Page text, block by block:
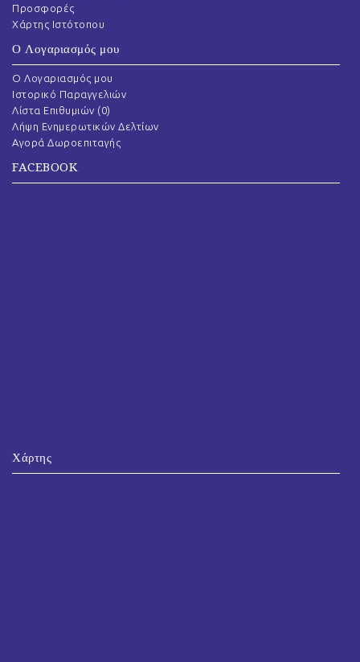
Προσφορές
Χάρτης Ιστότοπου
Ο Λογαριασμός μου
O Λογαριασμός μου
Ιστορικό Παραγγελιών
Λίστα Επιθυμιών (0)
Λήψη Ενημερωτικών Δελτίων
Αγορά Δωροεπιταγής
FACEBOOK
Χάρτης